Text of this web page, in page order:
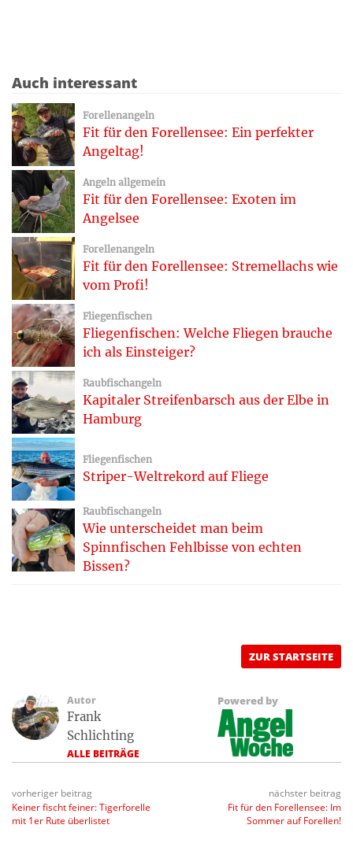
Auch interessant
Forellenangeln
Fit für den Forellensee: Ein perfekter
Angeltag!
Angeln allgemein
Fit für den Forellensee: Exoten im
Angelsee
Forellenangeln
Fit für den Forellensee: Stremellachs wie
vom Profi!
Fliegenfischen
Fliegenfischen: Welche Fliegen brauche
ich als Einsteiger?
Raubfischangeln
Kapitaler Streifenbarsch aus der Elbe in
Hamburg
Fliegenfischen
Striper-Weltrekord auf Fliege
Raubfischangeln
Wie unterscheidet man beim
Spinnfischen Fehlbisse von echten
Bissen?
ZUR STARTSEITE
Autor
Frank
Schlichting
ALLE BEITRÄGE
Powered by
vorheriger beitrag
Keiner fischt feiner: Tigerforelle
mit 1er Rute überlistet
nächster beitrag
Fit für den Forellensee: Im
Sommer auf Forellen!